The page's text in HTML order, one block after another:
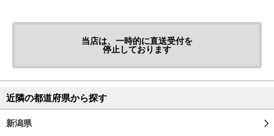
当店は、一時的に直送受付を
停止しております
近隣の都道府県から探す
新潟県